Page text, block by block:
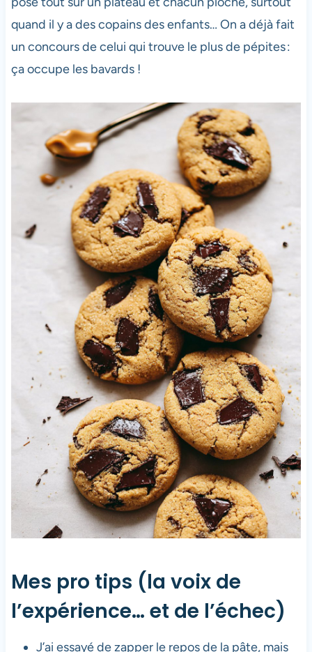
quand il y a des copains des enfants… On a déjà fait
un concours de celui qui trouve le plus de pépites :
ça occupe les bavards !
Mes pro tips (la voix de
l’expérience… et de l’échec)
J’ai essayé de zapper le repos de la pâte, mais